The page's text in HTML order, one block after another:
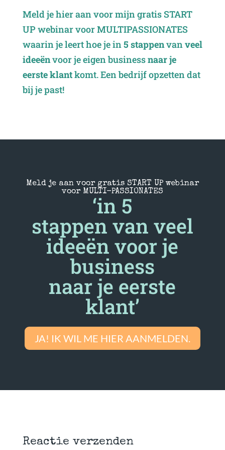
Meld je hier aan voor mijn gratis START
UP webinar voor MULTIPASSIONATES
waarin je leert hoe je in5 stappenvanveel
ideeënvoor je eigen businessnaar je
eerste klantkomt. Een bedrijf opzetten dat
bij je past!
Meld je aan voor gratis START UP webinar
voor MULTI-PASSIONATES
‘in 5
stappen van veel
ideeën voor je
business
naar je eerste
klant’
JA! IK WIL ME HIER AANMELDEN.
Reactie verzenden